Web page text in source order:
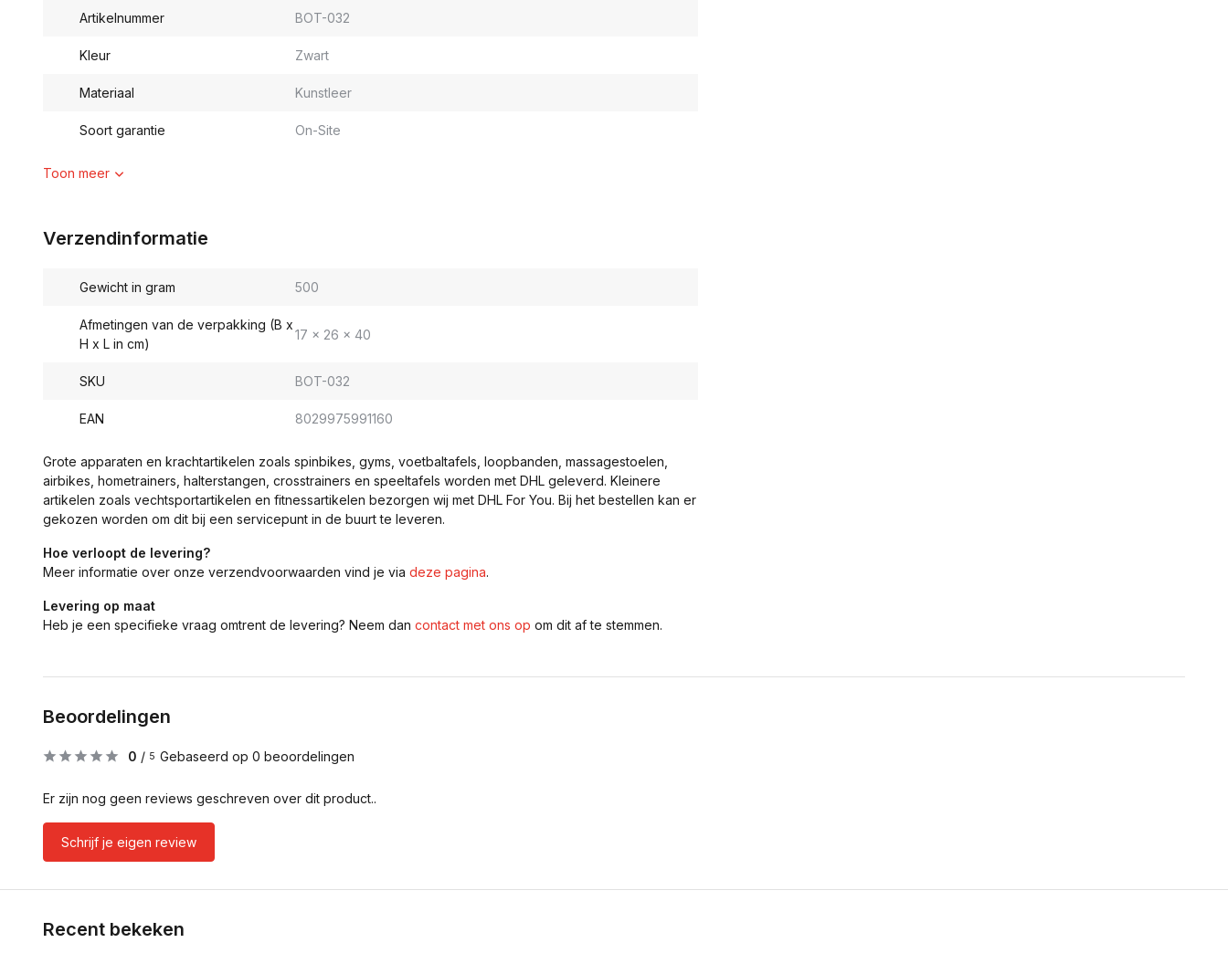
Artikelnummer BOT-032
Kleur Zwart
Materiaal Kunstleer
Soort garantie On-Site
Toon meer
Verzendinformatie
Gewicht in gram 500
Afmetingen van de verpakking (B x
H x L in cm)
17 x 26 x 40
SKU BOT-032
EAN 8029975991160
Grote apparaten en krachtartikelen zoals spinbikes, gyms, voetbaltafels, loopbanden, massagestoelen,
airbikes, hometrainers, halterstangen, crosstrainers en speeltafels worden met DHL geleverd. Kleinere
artikelen zoals vechtsportartikelen en fitnessartikelen bezorgen wij met DHL For You. Bij het bestellen kan er
gekozen worden om dit bij een servicepunt in de buurt te leveren.
Hoe verloopt de levering?
Meer informatie over onze verzendvoorwaarden vind je via deze pagina.
Levering op maat
Heb je een specifieke vraag omtrent de levering? Neem dan contact met ons op om dit af te stemmen.
Beoordelingen
0 / 5 Gebaseerd op 0 beoordelingen
Er zijn nog geen reviews geschreven over dit product..
Schrijf je eigen review
Recent bekeken